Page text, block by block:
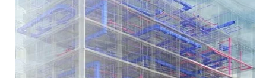
tootelehel.